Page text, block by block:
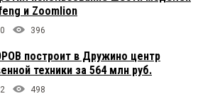
и Zoomlion
0 396
построит в Дружино центр
техники за 564 млн руб.
2 498